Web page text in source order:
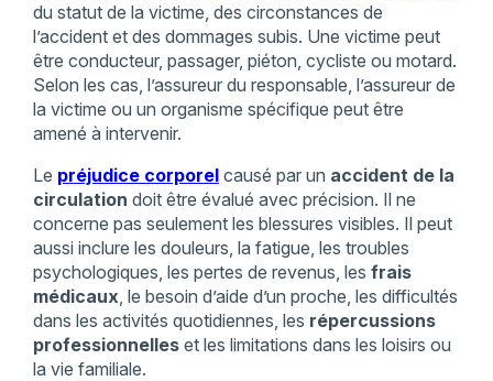
du statut de la victime, des circonstances de
l’accident et des dommages subis. Une victime peut
être conducteur, passager, piéton, cycliste ou motard.
Selon les cas, l’assureur du responsable, l’assureur de
la victime ou un organisme spécifique peut être
amené à intervenir.
Le préjudice corporelcausé par un accident de la
circulation doit être évalué avec précision. Il ne
concerne pas seulement les blessures visibles. Il peut
aussi inclure les douleurs, la fatigue, les troubles
psychologiques, les pertes de revenus, les frais
médicaux , le besoin d’aide d’un proche, les difficultés
dans les activités quotidiennes, les répercussions
professionnelleset les limitations dans les loisirs ou
la vie familiale.